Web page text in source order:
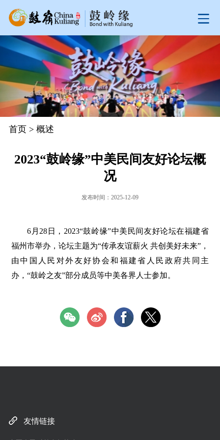
首页> 概述
2023“鼓岭缘”中美民间友好论坛概
况
发布时间：2025-12-09
6月28日，2023“鼓岭缘”中美民间友好论坛在福建省
福州市举办，论坛主题为“传承友谊薪火 共创美好未来”，
由中国人民对外友好协会和福建省人民政府共同主
办，“鼓岭之友”部分成员等中美各界人士参加。
友情链接